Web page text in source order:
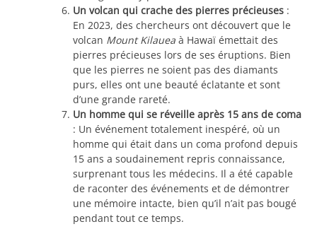
Un volcan qui crache des pierres précieuses :
En 2023, des chercheurs ont découvert que le
volcan Mount Kilauea à Hawaï émettait des
pierres précieuses lors de ses éruptions. Bien
que les pierres ne soient pas des diamants
purs, elles ont une beauté éclatante et sont
d’une grande rareté.
Un homme qui se réveille après 15 ans de coma
: Un événement totalement inespéré, où un
homme qui était dans un coma profond depuis
15 ans a soudainement repris connaissance,
surprenant tous les médecins. Il a été capable
de raconter des événements et de démontrer
une mémoire intacte, bien qu’il n’ait pas bougé
pendant tout ce temps.